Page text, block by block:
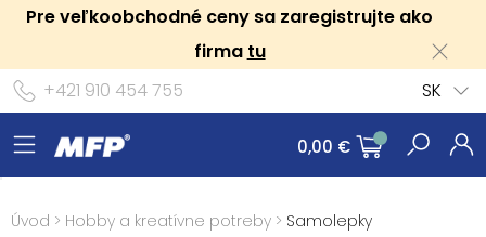
Pre veľkoobchodné ceny sa zaregistrujte ako
firma tu
+421 910 454 755
SK
0,00 €
Úvod > Hobby a kreatívne potreby > Samolepky